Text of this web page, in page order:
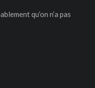
qu’on n’a pas